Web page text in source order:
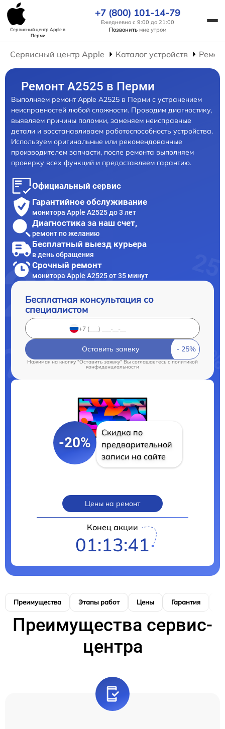
Сервисный центр Appleв
Перми
+7 (800) 101-14-79
Ежедневно с 9:00 до 21:00
Позвонить мне утром
Сервисный центр Apple Каталог устройств
Ремонт А2525 в Перми
Выполняем ремонт Apple А2525 в Перми с устранением
неисправностей любой сложности. Проводим диагностику,
выявляем причины поломки, заменяем неисправные
детали и восстанавливаем работоспособность устройства.
Используем оригинальные или рекомендованные
производителем запчасти, после ремонта выполняем
проверку всех функций и предоставляем гарантию.
Официальный сервис
Гарантийное обслуживание
монитора Apple А2525 до 3 лет
Диагностика за наш счет,
ремонт по желанию
Бесплатный выезд курьера
в день обращения
Срочный ремонт
монитора Apple А2525 от 35 минут
Бесплатная консультация со
специалистом
Оставить заявку
Нажимая на кнопку "Оставить заявку" Вы соглашаетесь cполитикой
конфиденциальности
-20%
Скидка по
предварительной
записи на сайте
Цены на ремонт
Конец акции
01:13:40
Преимущества Этапы работ Цены Гарантия
Преимущества сервис-
центра